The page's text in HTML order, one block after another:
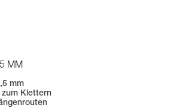
MM
mm
zum Klettern